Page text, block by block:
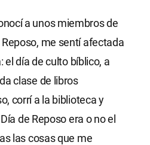
a unos miembros de
me sentí afectada
el día de culto bíblico, a
clase de libros
corrí a la biblioteca y
de Reposo era o no el
las cosas que me